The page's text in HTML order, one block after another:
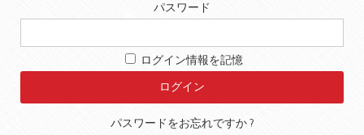
パスワード
ログイン情報を記憶
パスワードをお忘れですか ?